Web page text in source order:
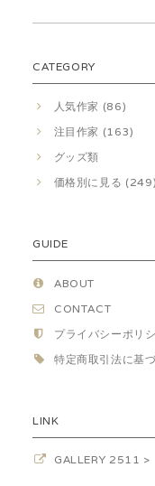
CATEGORY
人気作家 (86)
注目作家 (163)
グッズ類
価格別に見る (249)
GUIDE
ABOUT
CONTACT
プライバシーポリ
特定商取引法に基
LINK
GALLERY 2511 >